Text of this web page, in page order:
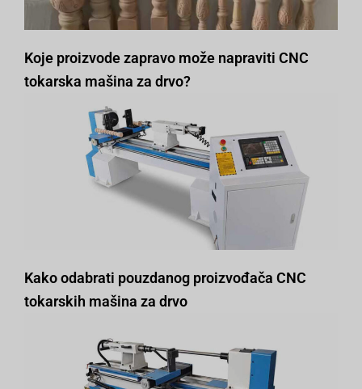
Koje proizvode zapravo može napraviti CNC
tokarska mašina za drvo?
Kako odabrati pouzdanog proizvođača CNC
tokarskih mašina za drvo